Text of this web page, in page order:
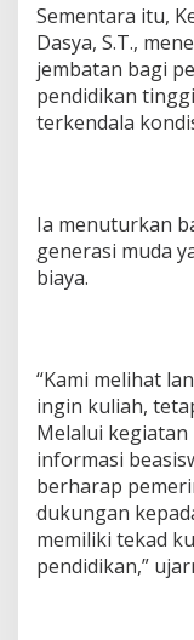
Sementara itu,
Dasya, S.T.,
jembatan bagi
pendidikan
terkendala
Ia menuturkan
generasi muda
biaya.
“Kami melihat
ingin kuliah,
Melalui kegiatan
informasi
berharap
dukungan
memiliki tekad
pendidikan,”